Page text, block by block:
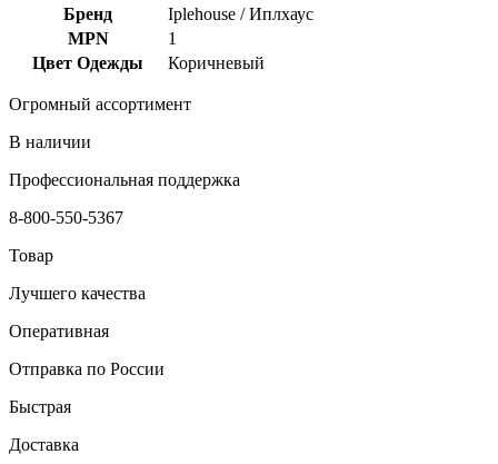
Бренд
Iplehouse / Иплхаус
MPN
1
Цвет Одежды
Коричневый
Огромный ассортимент
В наличии
Профессиональная поддержка
8-800-550-5367
Товар
Лучшего качества
Оперативная
Отправка по России
Быстрая
Доставка